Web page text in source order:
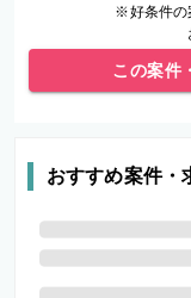
※好条件の
この案件
おすすめ案件・